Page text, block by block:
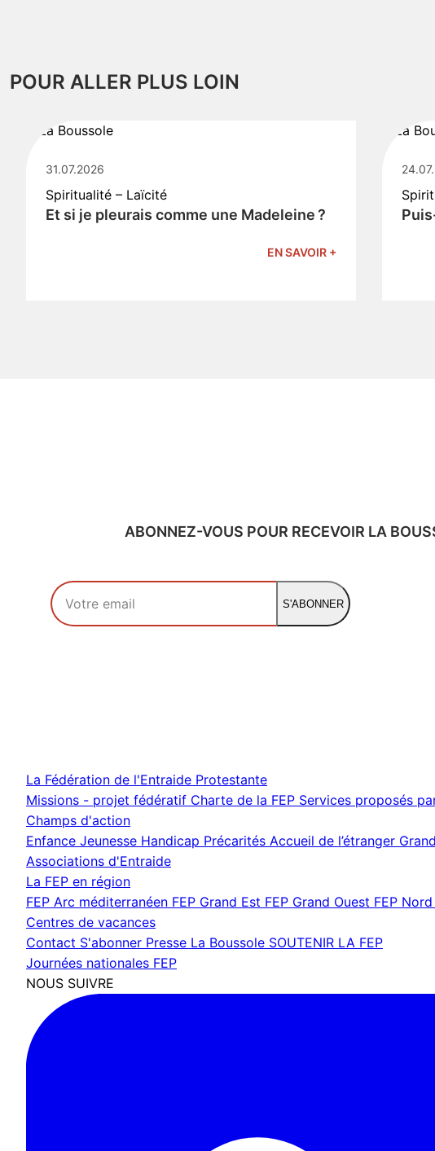
POUR ALLER PLUS LOIN
31.07.2026
Spiritualité – Laïcité
Et si je pleurais comme une Madeleine ?
EN SAVOIR +
ABONNEZ-VOUS POUR RECEVOIR LA
Votre adresse email
S'ABONNER
La Fédération de l'Entraide Protestante
Missions - projet fédératif Charte de la FEP Services proposés
Champs d'action
Enfance Jeunesse Handicap Précarités Accueil de l’étranger
Associations d'Entraide
La FEP en région
FEP Arc méditerranéen FEP Grand Est FEP Grand Ouest FEP
Centres de vacances
Contact S'abonner Presse La Boussole SOUTENIR LA FEP
Journées nationales FEP
NOUS SUIVRE